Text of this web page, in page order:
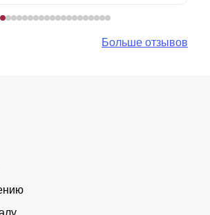
Больше отзывов